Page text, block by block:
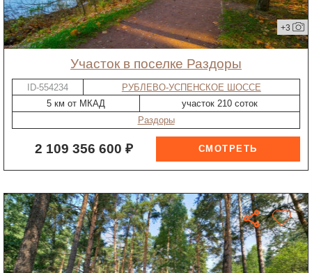
+3
участок в поселке Раздоры
ID-554234
РУБЛЕВО-УСПЕНСКОЕ ШОССЕ
5 км от МКАД
участок 210 соток
Раздоры
2 109 356 600 ₽